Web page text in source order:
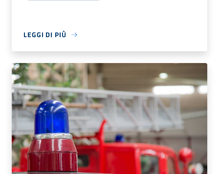
LEGGI DI PIÙ